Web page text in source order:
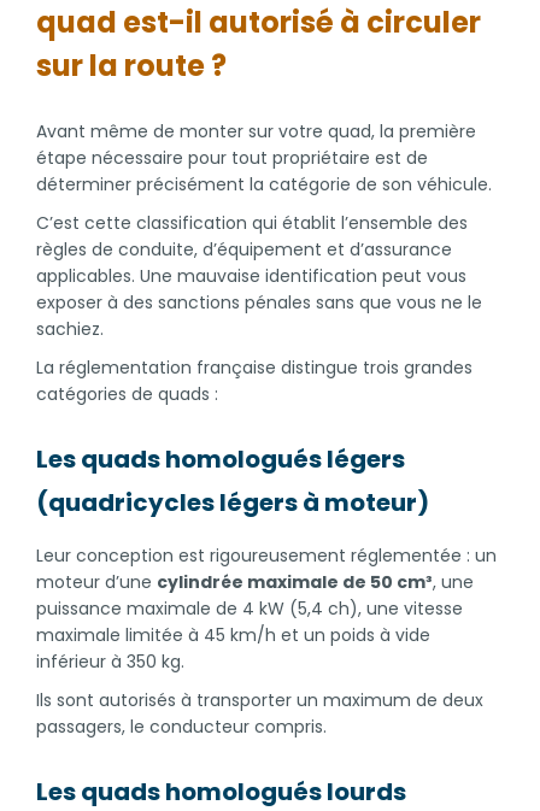
quad est-il autorisé à circuler
sur la route ?
Avant même de monter sur votre quad, la première
étape nécessaire pour tout propriétaire est de
déterminer précisément la catégorie de son véhicule.
C’est cette classification qui établit l’ensemble des
règles de conduite, d’équipement et d’assurance
applicables. Une mauvaise identification peut vous
exposer à des sanctions pénales sans que vous ne le
sachiez.
La réglementation française distingue trois grandes
catégories de quads :
Les quads homologués légers
(quadricycles légers à moteur)
Leur conception est rigoureusement réglementée : un
moteur d’une cylindrée maximale de 50 cm³, une
puissance maximale de 4 kW (5,4 ch), une vitesse
maximale limitée à 45 km/h et un poids à vide
inférieur à 350 kg.
Ils sont autorisés à transporter un maximum de deux
passagers, le conducteur compris.
Les quads homologués lourds